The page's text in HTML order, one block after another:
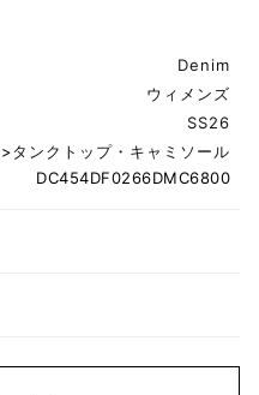
Denim
ウィメンズ
SS26
>タンクトップ・キャミソール
DC454DF0266DMC6800